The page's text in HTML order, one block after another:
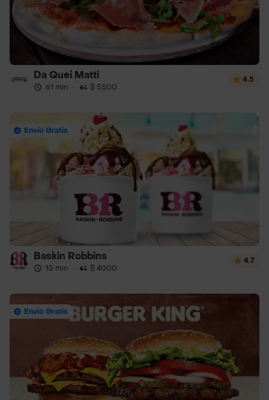
Da Quei Matti
61 min · $ 5500
4.5
Envío Gratis
Baskin Robbins
15 min · $ 4000
4.7
Envío Gratis